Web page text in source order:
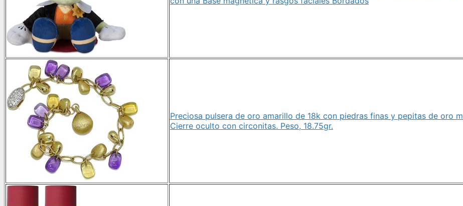
Preciosa pulsera de oro amarillo de 18k con piedras finas y pepitas de oro
Cierre oculto con circonitas. Peso, 18.75gr.